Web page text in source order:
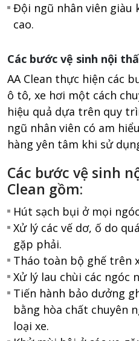
Đội ngũ nhân viên giàu
cao.
Các bước vệ sinh nội
AA Clean thực hiện các
ô tô, xe hơi một cách
hiệu quả dựa trên quy
ngũ nhân viên có am
hàng yên tâm khi sử
Các bước vệ sinh
Clean gồm:
Hút sạch bụi ở mọi
Xử lý các vế dơ, ố do
gặp phải.
Tháo toàn bộ ghế trên
Xử lý lau chùi các ngóc
Tiến hành bảo dưởng
bằng hòa chất chuyên
loại xe.